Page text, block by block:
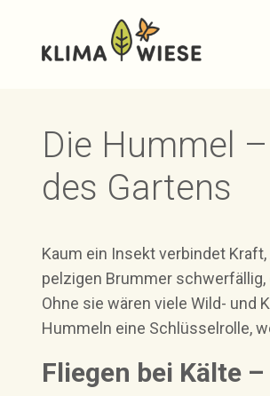
springen
Die Hummel
des Gartens
Kaum ein Insekt verbindet
pelzigen Brummer
Ohne sie wären viele Wild- und
Hummeln eine Schlüsselrolle,
Fliegen bei Kälte